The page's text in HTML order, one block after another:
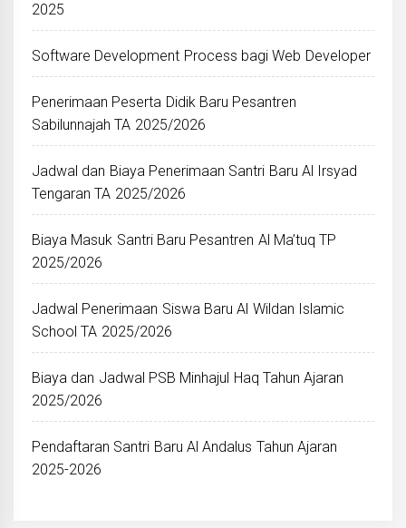
2025
Software Development Process bagi Web Developer
Penerimaan Peserta Didik Baru Pesantren
Sabilunnajah TA 2025/2026
Jadwal dan Biaya Penerimaan Santri Baru Al Irsyad
Tengaran TA 2025/2026
Biaya Masuk Santri Baru Pesantren Al Ma’tuq TP
2025/2026
Jadwal Penerimaan Siswa Baru Al Wildan Islamic
School TA 2025/2026
Biaya dan Jadwal PSB Minhajul Haq Tahun Ajaran
2025/2026
Pendaftaran Santri Baru Al Andalus Tahun Ajaran
2025-2026